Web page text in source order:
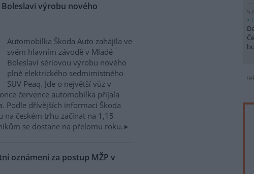
výrobu nového
Automobilka Škoda Auto zahájila ve
svém hlavním závodě v Mladé
Boleslavi sériovou výrobu nového
plně elektrického sedmimístného
SUV Peaq. Jde o největší vůz v
července automobilka přijala
Podle dřívějších informací Škoda
na českém trhu začínat na 1,15
se dostane na přelomu roku.
oznámení za postup MŽP v